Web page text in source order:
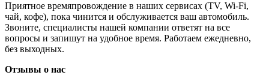
Приятное времяпровождение в наших сервисах (TV, Wi-Fi,
чай, кофе), пока чинится и обслуживается ваш автомобиль.
Звоните, специалисты нашей компании ответят на все
вопросы и запишут на удобное время. Работаем ежедневно,
без выходных.
Отзывы о нас